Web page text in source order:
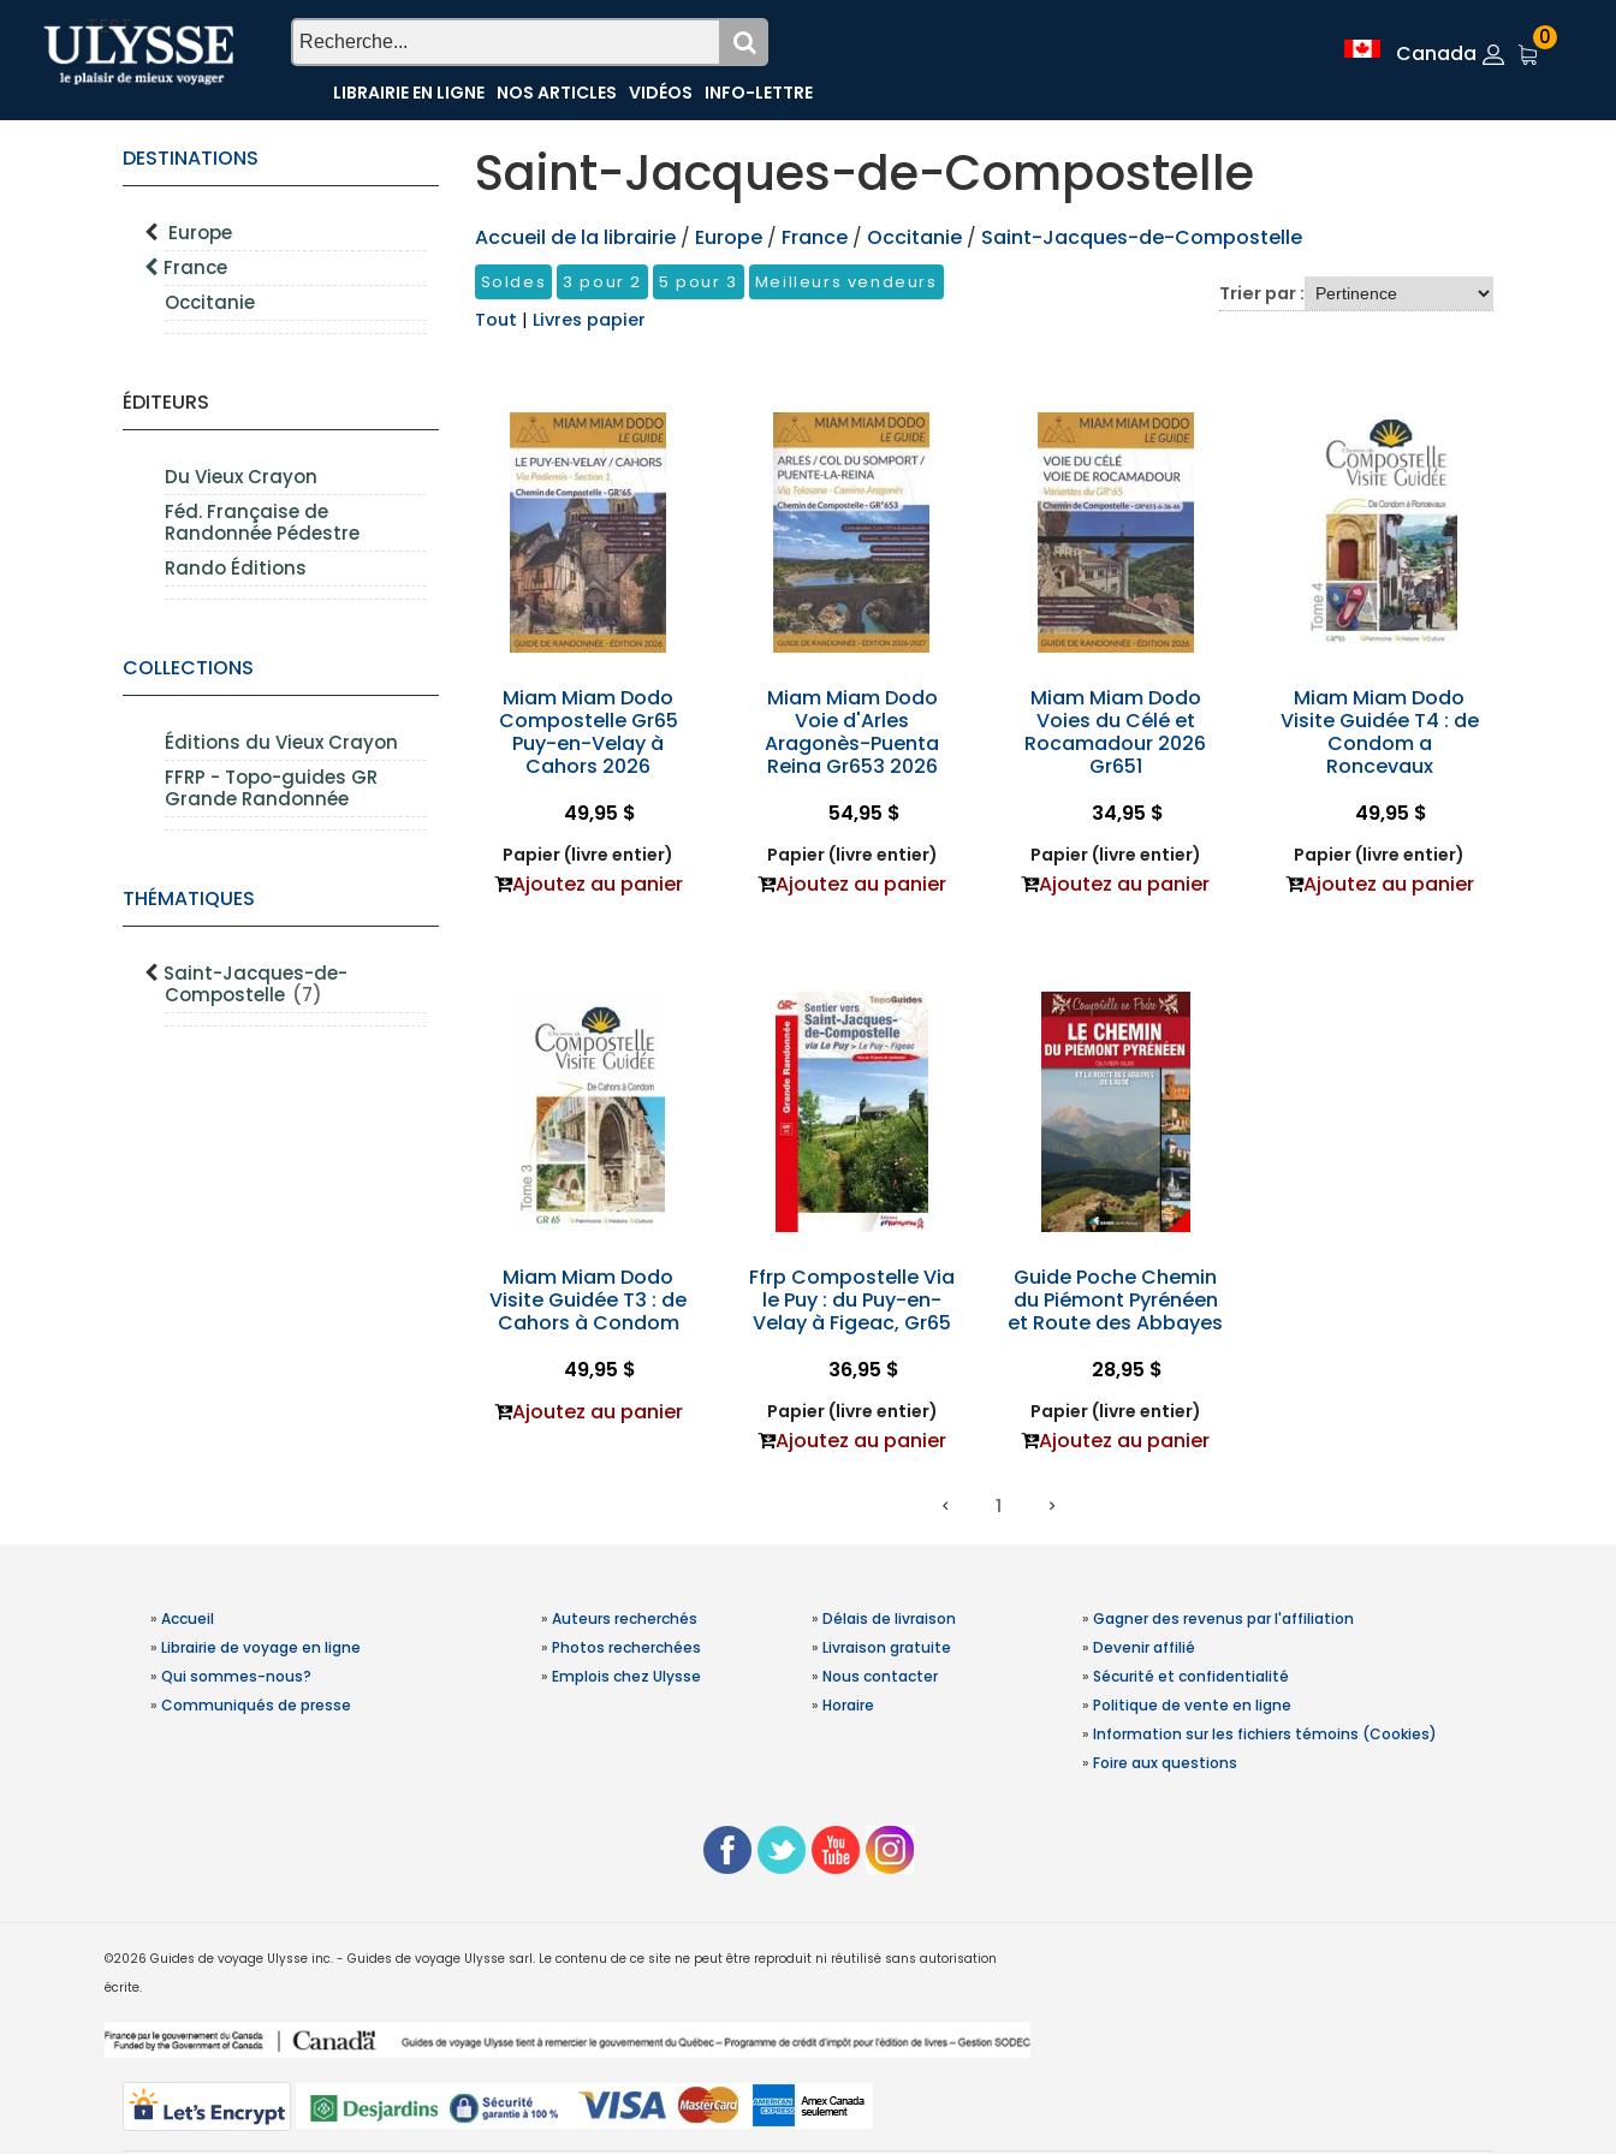
TEST
LIBRAIRIE EN LIGNE NOS ARTICLES VIDÉOS INFO-LETTRE
Canada
0
DESTINATIONS
Europe
France
Occitanie
ÉDITEURS
Du Vieux Crayon
Féd. Française de
Randonnée Pédestre
Rando Éditions
COLLECTIONS
Éditions du Vieux Crayon
FFRP - Topo-guides GR
Grande Randonnée
THÉMATIQUES
Saint-Jacques-de-
Compostelle (7)
Saint-Jacques-de-Compostelle
Accueil de la librairie / Europe / France / Occitanie / Saint-Jacques-de-Compostelle
Soldes 3 pour 2 5 pour 3 Meilleurs vendeurs
Tout | Livres papier
Trier par :
Miam Miam Dodo
Compostelle Gr65
Puy-en-Velay à
Cahors 2026
49,95 $
Papier (livre entier)
Ajoutez au panier
Miam Miam Dodo
Voie d'Arles
Aragonès-Puenta
Reina Gr653 2026
54,95 $
Papier (livre entier)
Ajoutez au panier
Miam Miam Dodo
Voies du Célé et
Rocamadour 2026
Gr651
34,95 $
Papier (livre entier)
Ajoutez au panier
Miam Miam Dodo
Visite Guidée T4 : de
Condom a
Roncevaux
49,95 $
Papier (livre entier)
Ajoutez au panier
Miam Miam Dodo
Visite Guidée T3 : de
Cahors à Condom
49,95 $
Ajoutez au panier
Ffrp Compostelle Via
le Puy : du Puy-en-
Velay à Figeac, Gr65
36,95 $
Papier (livre entier)
Ajoutez au panier
Guide Poche Chemin
du Piémont Pyrénéen
et Route des Abbayes
28,95 $
Papier (livre entier)
Ajoutez au panier
1
» Accueil
» Librairie de voyage en ligne
» Qui sommes-nous?
» Communiqués de presse
» Auteurs recherchés
» Photos recherchées
» Emplois chez Ulysse
» Délais de livraison
» Livraison gratuite
» Nous contacter
» Horaire
» Gagner des revenus par l'affiliation
» Devenir affilié
» Sécurité et confidentialité
» Politique de vente en ligne
» Information sur les fichiers témoins (Cookies)
» Foire aux questions
©2026 Guides de voyage Ulysse inc. - Guides de voyage Ulysse sarl. Le contenu de ce site ne peut être reproduit ni réutilisé sans autorisation
écrite.